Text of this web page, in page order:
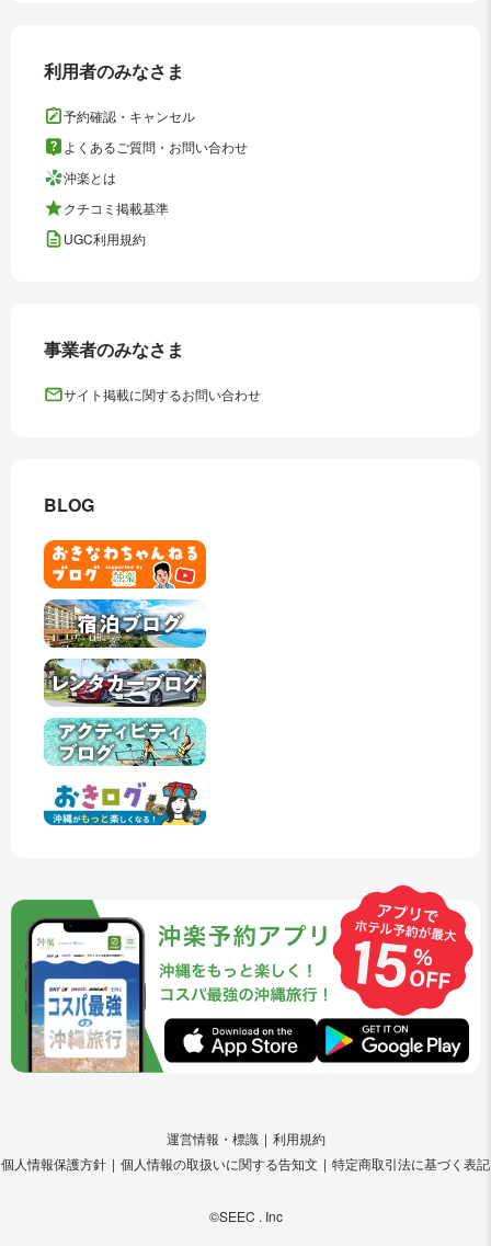
利用者のみなさま
予約確認・キャンセル
よくあるご質問・お問い合わせ
沖楽とは
クチコミ掲載基準
UGC利用規約
事業者のみなさま
サイト掲載に関するお問い合わせ
BLOG
運営情報・標識
利用規約
個人情報保護方針
個人情報の取扱いに関する告知文 特定商取引法に基づく表記
©SEEC . Inc